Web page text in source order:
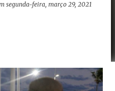
segunda-feira, março 29, 2021